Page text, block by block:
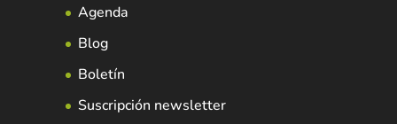
Agenda
Blog
Boletín
Suscripción newsletter